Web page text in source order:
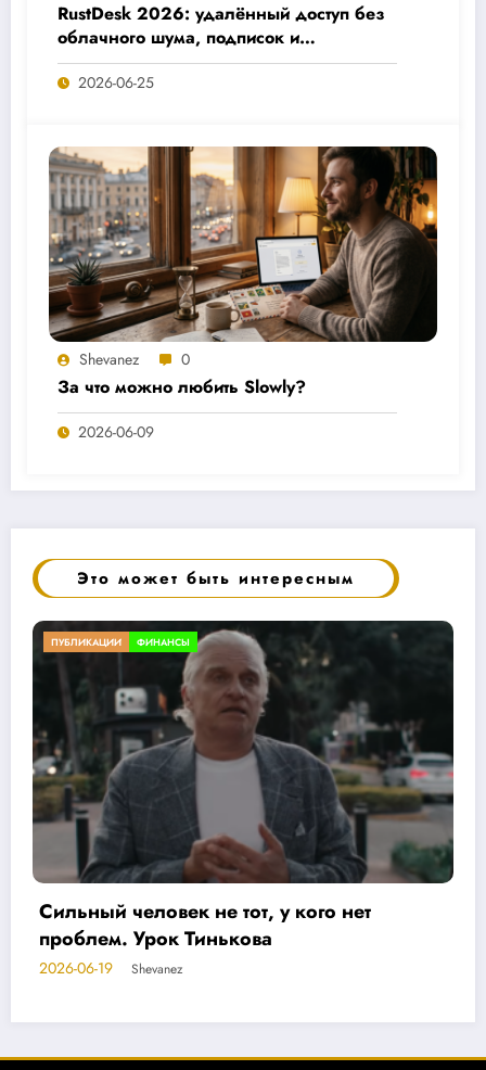
RustDesk 2026: удалённый доступ без
облачного шума, подписок и
компромиссов по приватности
2026-06-25
Shevanez 0
За что можно любить Slowly?
2026-06-09
Это может быть интересным
МОЁ ТВОРЧЕСТВО МЫСЛИ
Волшебная таблица